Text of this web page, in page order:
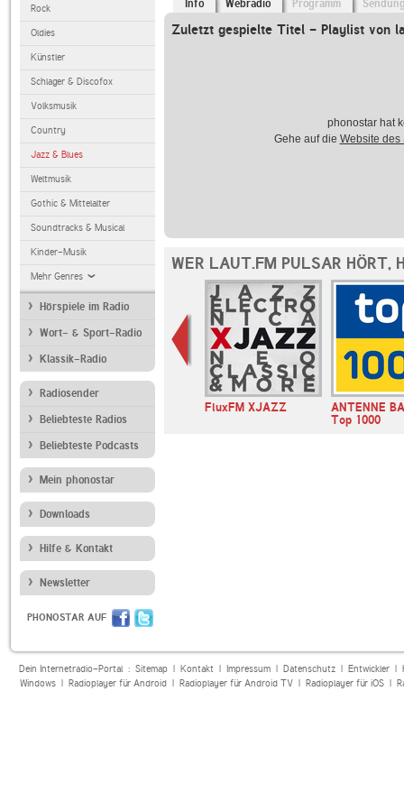
Rock
Oldies
Künstler
Schlager & Discofox
Volksmusik
Country
Jazz & Blues
Weltmusik
Gothic & Mittelalter
Soundtracks & Musical
Kinder-Musik
Mehr Genres
Hörspiele im Radio
Wort- & Sport-Radio
Klassik-Radio
Radiosender
Beliebteste Radios
Beliebteste Podcasts
Mein phonostar
Downloads
Hilfe & Kontakt
Newsletter
PHONOSTAR AUF
Info Webradio Programm
Zuletzt gespielte Titel - Playlist von
phonostar hat
Gehe auf die Website des
WER LAUT.FM PULSAR HÖRT,
Salad
FluxFM XJAZZ
ANTENNE
Top 1000
Dein Internetradio-Portal : Sitemap| Kontakt| Impressum| Datenschutz| Entwickler|
Windows| Radioplayer für Android| Radioplayer für Android TV| Radioplayer für iOS|